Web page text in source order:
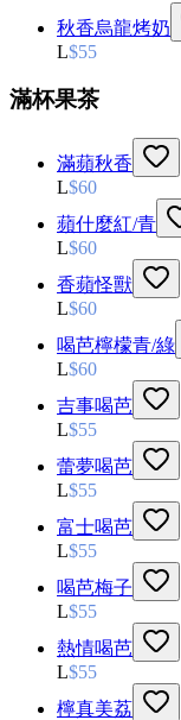
秋香烏龍烤奶
L$55
滿杯果茶
滿蘋秋香
L$60
蘋什麼紅/青
L$60
香蘋怪獸
L$60
喝芭檸檬青/綠
L$60
吉事喝芭
L$55
蕾夢喝芭
L$55
富士喝芭
L$55
喝芭梅子
L$55
熱情喝芭
L$55
檸真美荔